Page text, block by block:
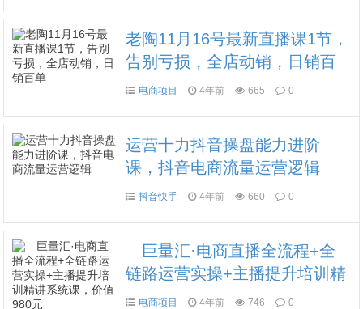
老陶11月16号最新直播课1节，
告别亏损，全店动销，日销百
单电商项目 4年前 665 0
运营十力抖音操盘能力进阶
课，抖音电商流量运营逻辑
抖音快手 4年前 660 0
巨量汇·电商直播全流程+全
链路运营实操+主播提升培训精
讲系统课，价值980元
电商项目 4年前 746 0